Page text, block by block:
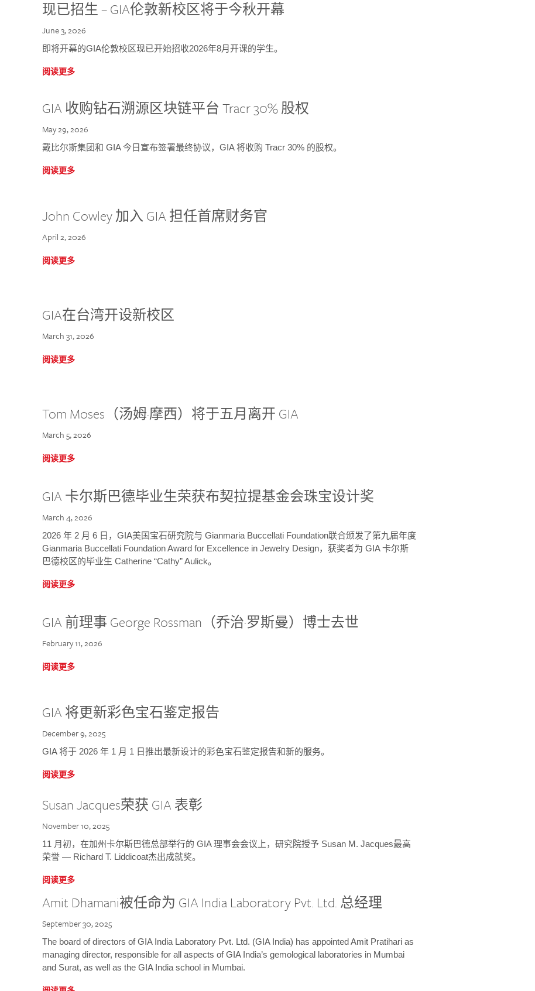
现已招生 – GIA伦敦新校区将于今秋开幕
June 3, 2026
即将开幕的GIA伦敦校区现已开始招收2026年8月开课的学生。
阅读更多
GIA 收购钻石溯源区块链平台 Tracr 30% 股权
May 29, 2026
戴比尔斯集团和 GIA 今日宣布签署最终协议，GIA 将收购 Tracr 30% 的股权。
阅读更多
John Cowley 加入 GIA 担任首席财务官
April 2, 2026
阅读更多
GIA在台湾开设新校区
March 31, 2026
阅读更多
Tom Moses（汤姆·摩西）将于五月离开 GIA
March 5, 2026
阅读更多
GIA 卡尔斯巴德毕业生荣获布契拉提基金会珠宝设计奖
March 4, 2026
2026 年 2 月 6 日，GIA美国宝石研究院与 Gianmaria Buccellati Foundation联合颁发了第九届年度
Gianmaria Buccellati Foundation Award for Excellence in Jewelry Design，获奖者为 GIA 卡尔斯
巴德校区的毕业生 Catherine “Cathy” Aulick。
阅读更多
GIA 前理事 George Rossman（乔治·罗斯曼）博士去世
February 11, 2026
阅读更多
GIA 将更新彩色宝石鉴定报告
December 9, 2025
GIA 将于 2026 年 1 月 1 日推出最新设计的彩色宝石鉴定报告和新的服务。
阅读更多
Susan Jacques荣获 GIA 表彰
November 10, 2025
11 月初，在加州卡尔斯巴德总部举行的 GIA 理事会会议上，研究院授予 Susan M. Jacques最高
荣誉 — Richard T. Liddicoat杰出成就奖。
阅读更多
Amit Dhamani被任命为 GIA India Laboratory Pvt. Ltd. 总经理
September 30, 2025
The board of directors of GIA India Laboratory Pvt. Ltd. (GIA India) has appointed Amit Pratihari as
managing director, responsible for all aspects of GIA India’s gemological laboratories in Mumbai
and Surat, as well as the GIA India school in Mumbai.